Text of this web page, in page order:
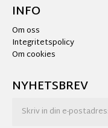
INFO
Om oss
Integritetspolicy
Om cookies
NYHETSBREV